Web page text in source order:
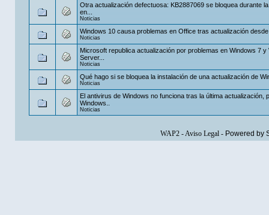
Otra actualización defectuosa: KB2887069 se bloquea durante
en...
Noticias
Windows 10 causa problemas en Office tras actualización
Noticias
Microsoft republica actualización por problemas en Windows 7 y
Server...
Noticias
Qué hago si se bloquea la instalación de una actualización de
Noticias
El antivirus de Windows no funciona tras la última actualización,
Windows..
Noticias
WAP2-Aviso Legal- Powered by